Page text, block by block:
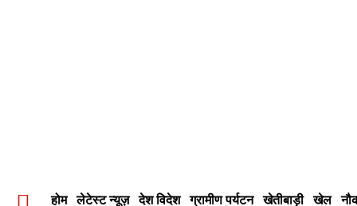
होम लेटेस्ट न्यूज़ देश विदेश ग्रामीण पर्यटन खेतीबाड़ी खेल